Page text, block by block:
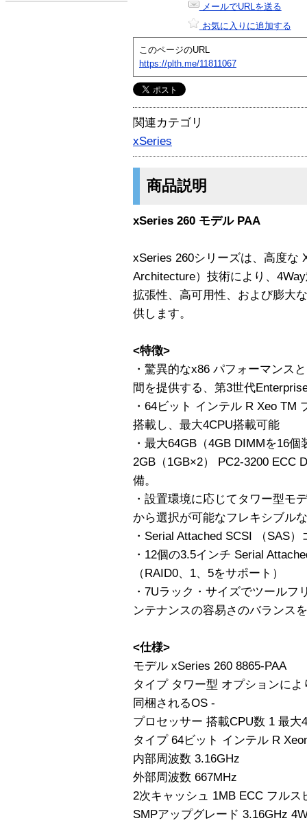
メールでURLを送る
お気に入りに追加する
このページのURL
https://plth.me/11811067
関連カテゴリ
xSeries
商品説明
xSeries 260 モデル PAA
xSeries 260シリーズは、高度な
Architecture）技術により、
拡張性、高可用性、および膨大
供します。
<特徴>
・驚異的なx86 パフォーマンス
間を提供する、第3世代
・64ビット インテル R Xeo TM
搭載し、最大4CPU搭載可能
・最大64GB（4GB DIMMを16
2GB（1GB×2） PC2-3200 ECC
備。
・設置環境に応じてタワー型モ
から選択が可能なフレキシブル
・Serial Attached SCSI （SAS
・12個の3.5インチ Serial
（RAID0、1、5をサポート）
・7Uラック・サイズでツール
ンテナンスの容易さのバランス
<仕様>
モデル xSeries 260 8865-PAA
タイプ タワー型 オプションによ
同梱されるOS -
プロセッサー 搭載CPU数 1 最大4
タイプ 64ビット インテル R
内部周波数 3.16GHz
外部周波数 667MHz
2次キャッシュ 1MB ECC フルス
SMPアップグレード 3.16GHz